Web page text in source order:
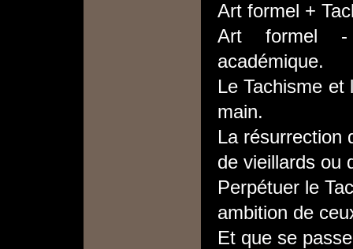
Art formel +
Art formel -
académique.
Le Tachisme et
main.
La résurrection
de vieillards ou
Perpétuer le
ambition de
Et que se